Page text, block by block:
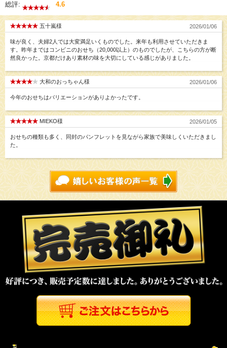
総評: 4.6
五十嵐様 2026/01/06
味が良く、夫婦2人では大変満足いくものでした。来年も利用させていただきま
す。昨年まではコンビニのおせち（20,000以上）のものでしたが、こちらの方が断
然良かった。京都だけあり素材の味を大切にしている感じがありました。
大和のおっちゃん様 2026/01/06
今年のおせちはバリエーションがありよかったです。
MIEKO様 2026/01/05
おせちの種類も多く、同封のパンフレットを見ながら家族で美味しくいただきまし
た。